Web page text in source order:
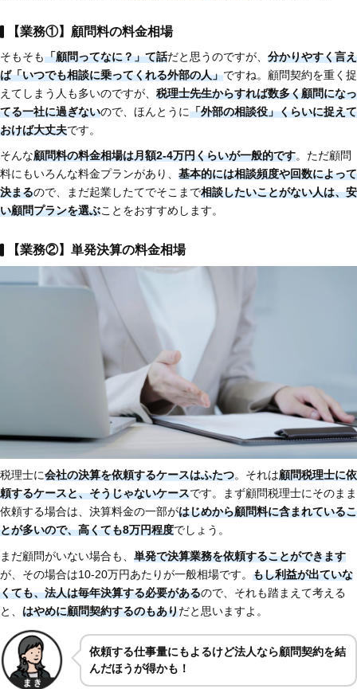
【業務①】顧問料の料金相場
そもそも「顧問ってなに？」て話だと思うのですが、 分かりやすく言え
ば「いつでも相談に乗ってくれる外部の人」ですね。顧問契約を重く捉
えてしまう人も多いのですが、 税理士先生からすれば数多く顧問になっ
てる一社に過ぎないので、ほんとうに「外部の相談役」くらいに捉えて
おけば大丈夫です。
そんな顧問料の料金相場は月額2-4万円くらいが一般的です。ただ顧問
料にもいろんな料金プランがあり、 基本的には相談頻度や回数によって
決まるので、まだ起業したてでそこまで相談したいことがない人は、安
い顧問プランを選ぶことをおすすめします。
【業務②】単発決算の料金相場
税理士に会社の決算を依頼するケースはふたつ。それは顧問税理士に依
頼するケースと、そうじゃないケースです。まず顧問税理士にそのまま
依頼する場合は、決算料金の一部がはじめから顧問料に含まれているこ
とが多いので、高くても8万円程度でしょう。
まだ顧問がいない場合も、 単発で決算業務を依頼することができます
が、その場合は10-20万円あたりが一般相場です。 もし利益が出ていな
くても、法人は毎年決算する必要があるので、それも踏まえて考える
と、 はやめに顧問契約するのもありだと思いますよ。
依頼する仕事量にもよるけど法人なら顧問契約を結
んだほうが得かも！